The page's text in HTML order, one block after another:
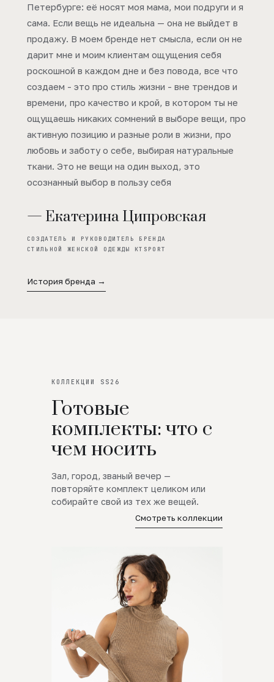
Петербурге: её носят моя мама, мои подруги и я
сама. Если вещь не идеальна — она не выйдет в
продажу. В моем бренде нет смысла, если он не
дарит мне и моим клиентам ощущения себя
роскошной в каждом дне и без повода, все что
создаем - это про стиль жизни - вне трендов и
времени, про качество и крой, в котором ты не
ощущаешь никаких сомнений в выборе вещи, про
активную позицию и разные роли в жизни, про
любовь и заботу о себе, выбирая натуральные
ткани. Это не вещи на один выход, это
осознанный выбор в пользу себя
— Екатерина Ципровская
СОЗДАТЕЛЬ И РУКОВОДИТЕЛЬ БРЕНДА
СТИЛЬНОЙ ЖЕНСКОЙ ОДЕЖДЫ KTSPORT
История бренда →
КОЛЛЕКЦИИ SS26
Готовые
комплекты: что с
чем носить
Зал, город, званый вечер —
повторяйте комплект целиком или
собирайте свой из тех же вещей.
Смотреть коллекции